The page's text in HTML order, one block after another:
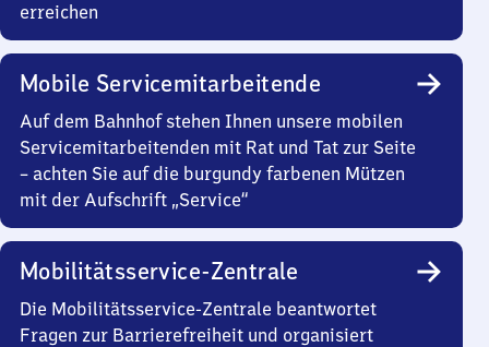
erreichen
Mobile Servicemitarbeitende
Auf dem Bahnhof stehen Ihnen unsere mobilen
Servicemitarbeitenden mit Rat und Tat zur Seite
– achten Sie auf die burgundy farbenen Mützen
mit der Aufschrift „Service“
Mobilitätsservice-Zentrale
Die Mobilitätsservice-Zentrale beantwortet
Fragen zur Barrierefreiheit und organisiert